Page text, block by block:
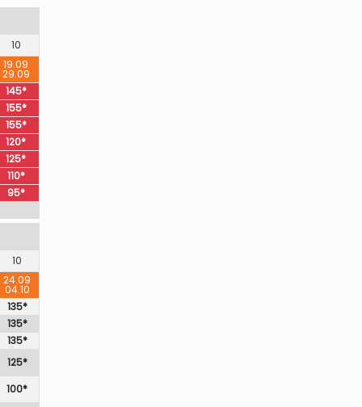
10
19.09
29.09
145*
155*
155*
120*
125*
110*
95*
10
24.09
04.10
135*
135*
135*
125*
100*